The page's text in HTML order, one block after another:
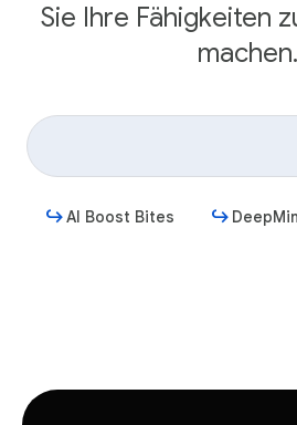
Sie Ihre Fähigkeiten
machen.
AI Boost Bites